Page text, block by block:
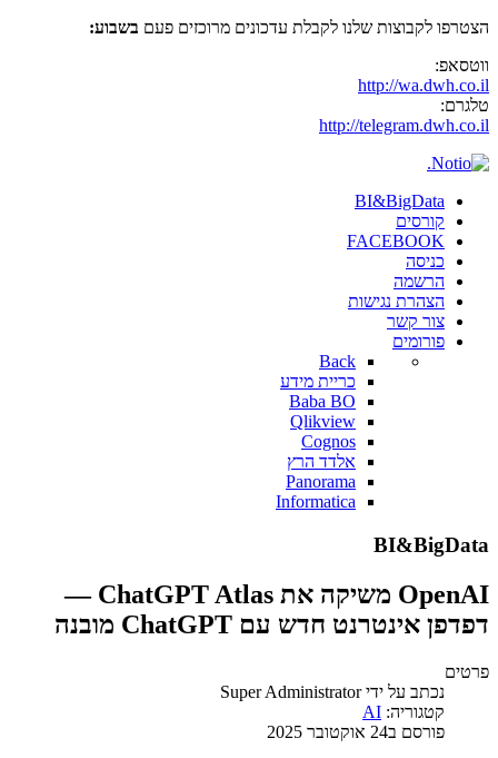
הצטרפו לקבוצות שלנו לקבלת עדכונים מרוכזים פעם בשבוע:
ווטסאפ:
http://wa.dwh.co.il
טלגרם:
http://telegram.dwh.co.il
BI&BigData
קורסים
FACEBOOK
כניסה
הרשמה
הצהרת נגישות
צור קשר
פורומים
Back
כריית מידע
Baba BO
Qlikview
Cognos
אלדד הרץ
Panorama
Informatica
BI&BigData
OpenAI משיקה את ChatGPT Atlas —
דפדפן אינטרנט חדש עם ChatGPT מובנה
פרטים
נכתב על ידיSuper Administrator
קטגוריה: AI
פורסם ב24 אוקטובר 2025